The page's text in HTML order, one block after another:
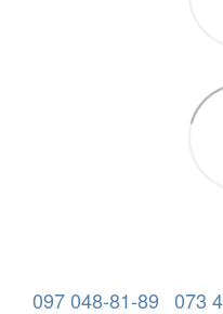
097 048-81-89 073